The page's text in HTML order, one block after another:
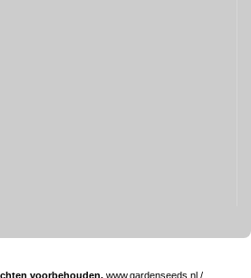
voorbehouden. www.gardenseeds.nl /